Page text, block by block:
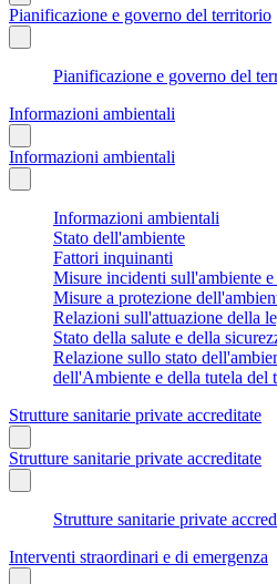
Pianificazione e governo del territorio
Pianificazione e governo del
Informazioni ambientali
Informazioni ambientali
Informazioni ambientali
Stato dell'ambiente
Fattori inquinanti
Misure incidenti sull'ambiente
Misure a protezione
Relazioni sull'attuazione della
Stato della salute e della
Relazione sullo stato
dell'Ambiente e della tutela del
Strutture sanitarie private accreditate
Strutture sanitarie private accreditate
Strutture sanitarie private
Interventi straordinari e di emergenza